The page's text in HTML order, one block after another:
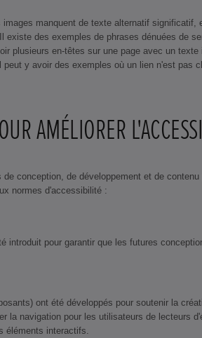
images manquent de texte alternatif
Il existe des exemples de phrases dénuées de
plusieurs en-têtes sur une page avec un texte
peut y avoir des exemples où un lien n'est pas
AMÉLIORER
conception, de développement et de
normes d'accessibilité :
introduit pour garantir que les futures
ont été développés pour soutenir la
la navigation pour les utilisateurs de lecteurs
éléments interactifs.